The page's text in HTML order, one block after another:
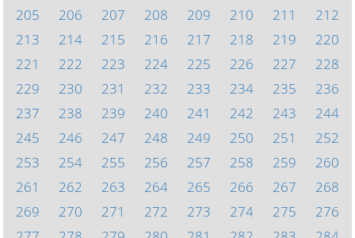
205
206 207 208 209 210 211
212
213
214 215 216 217 218 219
220
221
222 223 224 225 226 227
228
229
230 231 232 233 234 235
236
237
238 239 240 241 242 243
244
245
246 247 248 249 250 251
252
253
254 255 256 257 258 259
260
261
262 263 264 265 266 267
268
269
270 271 272 273 274 275
276